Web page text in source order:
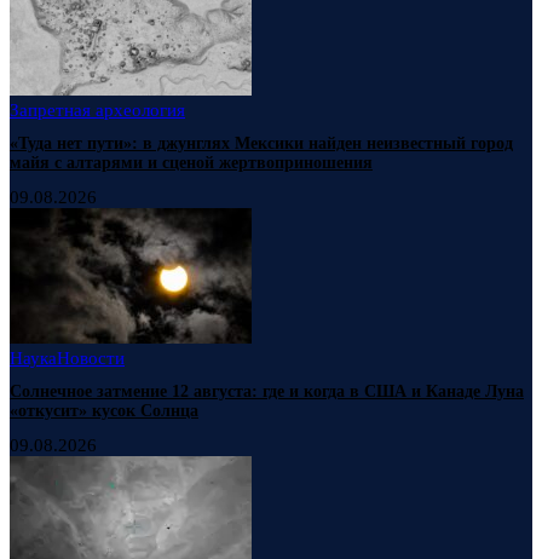
Запретная археология
«Туда нет пути»: в джунглях Мексики найден неизвестный город
майя с алтарями и сценой жертвоприношения
09.08.2026
НаукаНовости
Солнечное затмение 12 августа: где и когда в США и Канаде Луна
«откусит» кусок Солнца
09.08.2026